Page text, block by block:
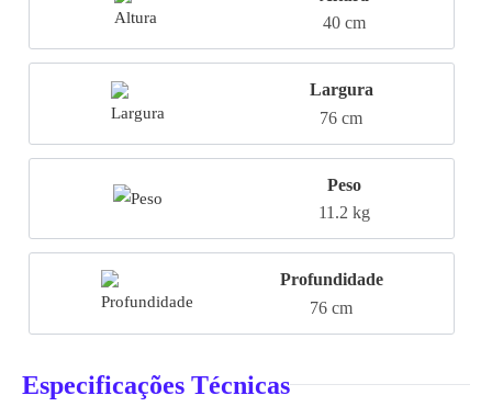
40 cm
Largura
76 cm
Peso
11.2 kg
Profundidade
76 cm
Especificações Técnicas